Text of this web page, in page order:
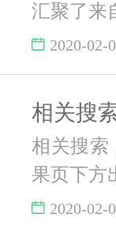
汇聚了来
2020-02-
相关搜索
果页下方
2020-02-